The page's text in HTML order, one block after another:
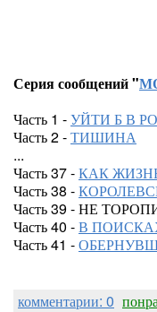
Серия сообщений "
Часть 1 -УЙТИ Б В
Часть 2 -ТИШИНА
...
Часть 37 -КАК
Часть 38 -
Часть 39 - НЕ
Часть 40 -В
Часть 41 -
комментарии: 0